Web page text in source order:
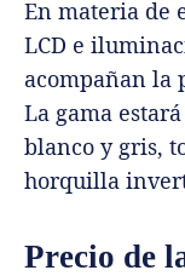
En materia de
LCD e
acompañan la
La gama
blanco y gris,
horquilla
Precio de